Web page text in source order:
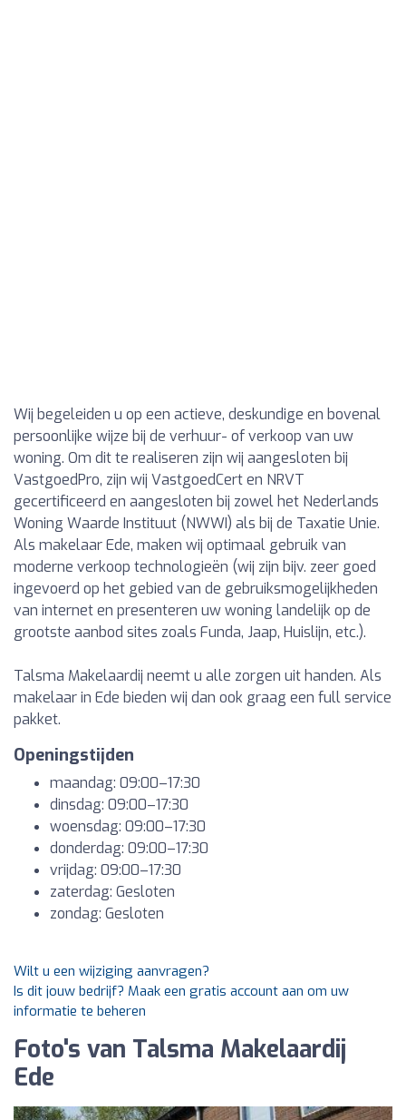
Wij begeleiden u op een actieve, deskundige en bovenal
persoonlijke wijze bij de verhuur- of verkoop van uw
woning. Om dit te realiseren zijn wij aangesloten bij
VastgoedPro, zijn wij VastgoedCert en NRVT
gecertificeerd en aangesloten bij zowel het Nederlands
Woning Waarde Instituut (NWWI) als bij de Taxatie Unie.
Als makelaar Ede, maken wij optimaal gebruik van
moderne verkoop technologieën (wij zijn bijv. zeer goed
ingevoerd op het gebied van de gebruiksmogelijkheden
van internet en presenteren uw woning landelijk op de
grootste aanbod sites zoals Funda, Jaap, Huislijn, etc.).
Talsma Makelaardij neemt u alle zorgen uit handen. Als
makelaar in Ede bieden wij dan ook graag een full service
pakket.
Openingstijden
maandag: 09:00–17:30
dinsdag: 09:00–17:30
woensdag: 09:00–17:30
donderdag: 09:00–17:30
vrijdag: 09:00–17:30
zaterdag: Gesloten
zondag: Gesloten
Wilt u een wijziging aanvragen?
Is dit jouw bedrijf? Maak een gratis account aan om uw
informatie te beheren
Foto's van Talsma Makelaardij
Ede